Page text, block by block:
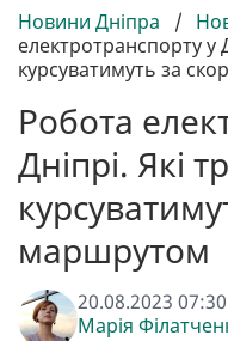
Новини Дніпра /
електротранспорту у
курсуватимуть за
Робота
Дніпрі. Які
маршрутом
20.08.2023
Марія